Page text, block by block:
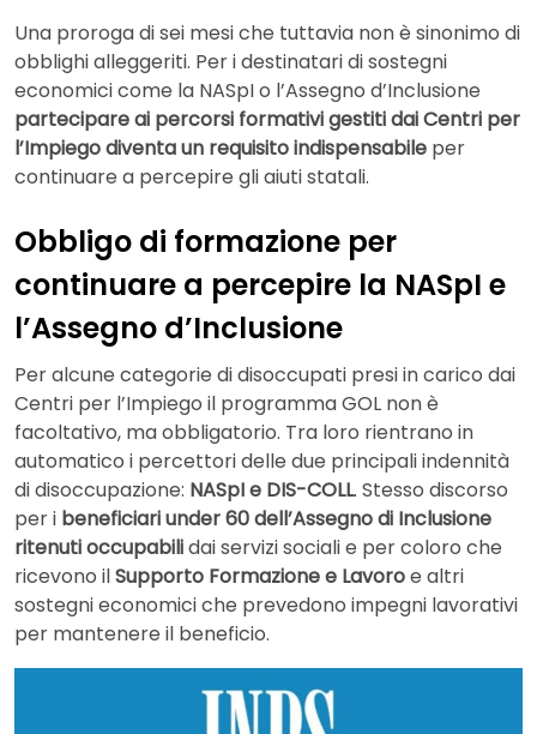
Una proroga di sei mesi che tuttavia non è sinonimo di
obblighi alleggeriti. Per i destinatari di sostegni
economici come la NASpI o l’Assegno d’Inclusione
partecipare ai percorsi formativi gestiti dai Centri per
l’Impiego diventa un requisito indispensabile per
continuare a percepire gli aiuti statali.
Obbligo di formazione per
continuare a percepire la NASpI e
l’Assegno d’Inclusione
Per alcune categorie di disoccupati presi in carico dai
Centri per l’Impiego il programma GOL non è
facoltativo, ma obbligatorio. Tra loro rientrano in
automatico i percettori delle due principali indennità
di disoccupazione: NASpI e DIS-COLL. Stesso discorso
per i beneficiari under 60 dell’Assegno di Inclusione
ritenuti occupabilidai servizi sociali e per coloro che
ricevono ilSupporto Formazione e Lavoroe altri
sostegni economici che prevedono impegni lavorativi
per mantenere il beneficio.